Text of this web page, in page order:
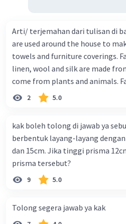
mengeluarkan energi untuk
mau. [10] Namun, tahukah Anda
tersebut menyimpan bahaya
Minimnya aktifitas fisik karena
berisiko lebih tinggi terkena
termasuk diabetes. [12] Bahkan,
(WHO) mengatakan bahwa
itu, data terbaru dari Riskedas
Jakarta merupakan provinsi
melitus tertinggi di Indonesia.
bahwa gaya hidup mager amat
tingkat diabetes di perkotaan.
dengan mager pada kalimat 1
Arti/ terjemahan dari tulisan di
are used around the house to
towels and furniture coverings.
linen, wool and silk are made
come from plants and animals.
of plastic, or a mixture of plastic
Fabrics have different
2 5.0
kak boleh tolong di jawab ya
berbentuk layang-layang
dan 15cm. Jika tinggi prisma
prisma tersebut?
9 5.0
Tolong segera jawab ya kak